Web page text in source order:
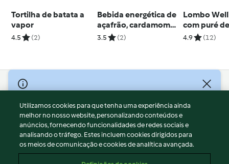
Tortilha de batata a
vapor
4.5 (2)
Bebida energética de
açafrão, cardamomo
e amêndoa
3.5 (2)
Lombo
com puré
cenoura
4.9 (12)
© Copyright 2026
Termos de Utilização
Aviso sobre Proteção de Dados
Aviso
Apoio legal
Utilizamos cookies para que tenha uma experiência ainda
melhor no nosso website, personalizando conteúdos e
anúncios, fornecendo funcionalidades de redes sociais e
analisando o tráfego. Estes incluem cookies dirigidos para
os meios de comunicação e cookies de analítica avançada.